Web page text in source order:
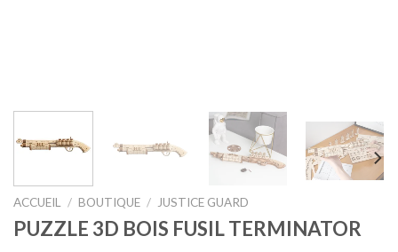
ACCUEIL / BOUTIQUE / JUSTICE GUARD
PUZZLE 3D BOIS FUSIL TERMINATOR